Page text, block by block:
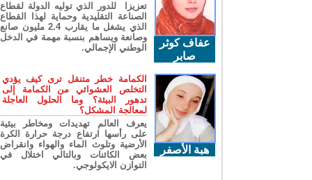
عفاف كوثر
صابر
تعزيزا للدور الذي توليه الدولة لقطاع
الصناعة التقليدية وحماية لهذا القطاع
الذي يشغل ما يقارب 2.4 مليون صانع
وصانعة ويساهم بنسبة مهمة في الدخل
الوطني الإجمالي.
هبة الأصفر
الكمامة خطر متنقل ترى كيف يؤدي
التخلص العشوائي من الكمامة إلى
تدهور البيئة؟ وما الحلول العاجلة
لمعالجة المشكل؟
يعرف العالم تهديدات ومخاطر بيئية
على رأسها ارتفاع درجة حرارة الكرة
الأرضية وتلوث الماء والهواء وانقراض
بعض الكائنات وبالتالي اختلال في
التوازن الايكولوجي.